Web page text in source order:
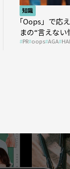
知識
｢Oops」で応
まの“言えな
う？ ＃01
PR oops AGA